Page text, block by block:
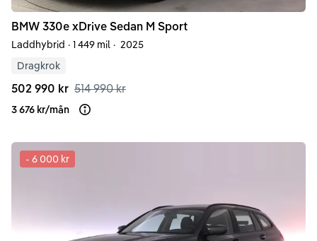
BMW 330e xDrive Sedan M Sport
Laddhybrid · 1 449 mil · 2025
Dragkrok
502 990 kr 514 990 kr
3 676 kr/mån Läs mer om finansiering
- 6 000 kr